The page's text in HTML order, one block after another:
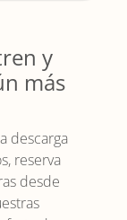
y
más
descarga
reserva
desde